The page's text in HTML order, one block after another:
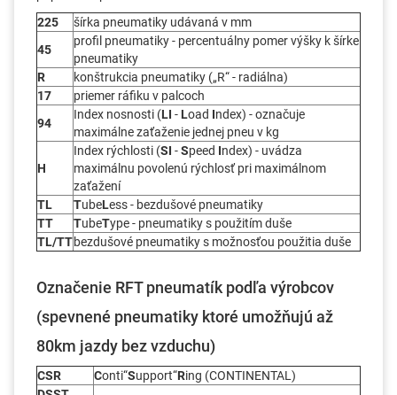
225
šírka pneumatiky udávaná v mm
45
profil pneumatiky - percentuálny pomer výšky k šírke
pneumatiky
R
konštrukcia pneumatiky („R“ - radiálna)
17
priemer ráfiku v palcoch
94
Index nosnosti (LI - Load Index) - označuje
maximálne zaťaženie jednej pneu v kg
H
Index rýchlosti (SI -Speed Index) - uvádza
maximálnu povolenú rýchlosť pri maximálnom
zaťažení
TL
TubeLess - bezdušové pneumatiky
TT
TubeType - pneumatiky s použitím duše
TL/TTbezdušové pneumatiky s možnosťou použitia duše
Označenie RFT pneumatík podľa výrobcov
(spevnené pneumatiky ktoré umožňujú až
80km jazdy bez vzduchu)
CSR Conti“Support“Ring (CONTINENTAL)